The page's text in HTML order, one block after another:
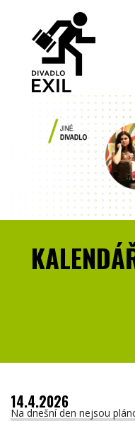
14.4.2026
Na dnešní den nejsou